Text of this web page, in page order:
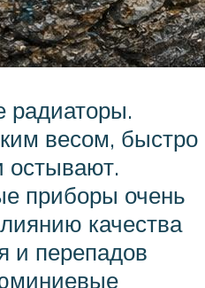
весом, быстро
остывают.
приборы очень
качества
и перепадов